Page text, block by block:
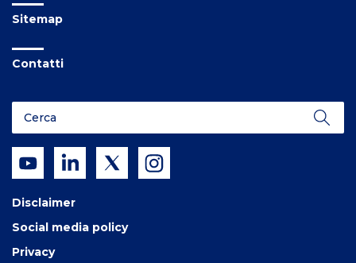
Sitemap
Contatti
Disclaimer
Social media policy
Privacy